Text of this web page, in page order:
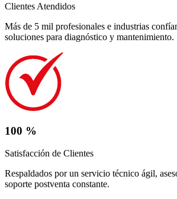
Clientes Atendidos
Más de 5 mil profesionales e industrias
soluciones para diagnóstico y mantenimiento.
100 %
Satisfacción de Clientes
Respaldados por un servicio técnico ágil,
soporte postventa constante.